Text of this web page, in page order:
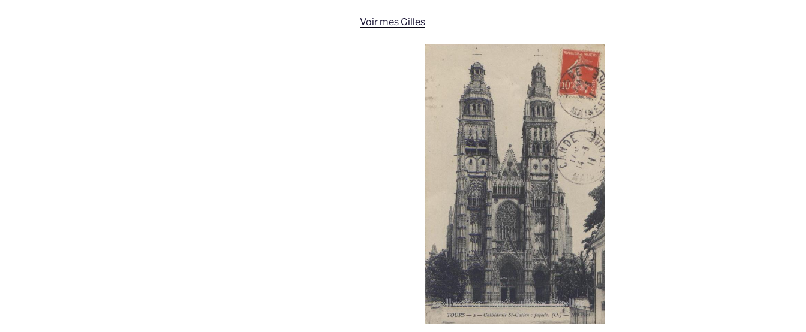
Voir mes Gilles